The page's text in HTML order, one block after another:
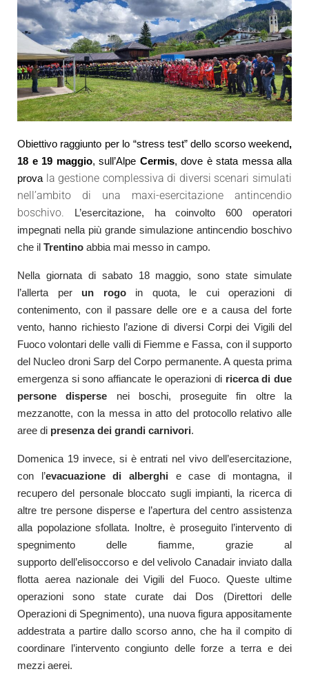
Obiettivo raggiunto per lo “stress test” dello scorso weekend,
18 e 19 maggio, sull’Alpe Cermis, dove è stata messa alla
prova la gestione complessiva di diversi scenari simulati
nell’ambito di una maxi-esercitazione antincendio
boschivo.
L’esercitazione, ha coinvolto 600 operatori
impegnati nella più grande simulazione antincendio boschivo
che il Trentino abbia mai messo in campo.
Nella giornata di sabato 18 maggio, sono state simulate
l’allerta per un rogoin quota, le cui operazioni di
contenimento, con il passare delle ore e a causa del forte
vento, hanno richiesto l’azione di diversi Corpi dei Vigili del
Fuoco volontari delle valli di Fiemme e Fassa, con il supporto
del Nucleo droni Sarp del Corpo permanente. A questa prima
emergenza si sono affiancate le operazioni di ricerca di due
persone disperse nei boschi, proseguite fin oltre la
mezzanotte, con la messa in atto del protocollo relativo alle
aree di presenza dei grandi carnivori.
Domenica 19 invece, si è entrati nel vivo dell’esercitazione,
con l’evacuazione di alberghi e case di montagna, il
recupero del personale bloccato sugli impianti, la ricerca di
altre tre persone disperse e l’apertura del centro assistenza
alla popolazione sfollata. Inoltre, è proseguito l’intervento di
spegnimento delle fiamme, grazie al
supporto dell’elisoccorso e del velivolo Canadair inviato dalla
flotta aerea nazionale dei Vigili del Fuoco. Queste ultime
operazioni sono state curate dai Dos (Direttori delle
Operazioni di Spegnimento), una nuova figura appositamente
addestrata a partire dallo scorso anno, che ha il compito di
coordinare l’intervento congiunto delle forze a terra e dei
mezzi aerei.